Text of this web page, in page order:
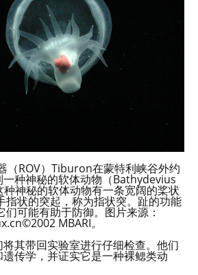
（ROV）Tiburon在蒙特利峡谷外约
一种神秘的软体动物（Bathydevius
神秘的软体动物有一条宽阔的桨状
指状的突起，称为指状突。趾的功能
们可能有助于防御。图片来源：
MBARI。
其带回实验室进行仔细检查。他们
传学，并证实它是一种裸鳃类动